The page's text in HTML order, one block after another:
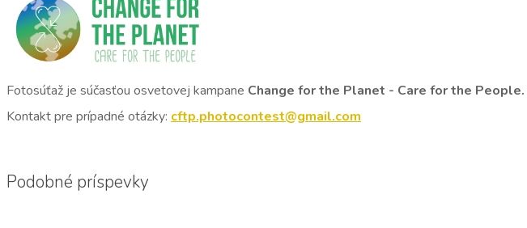
Fotosúťaž je súčasťou osvetovej kampane Change for the Planet - Care for the People.
Kontakt pre prípadné otázky: cftp.photocontest@gmail.com
Podobné príspevky